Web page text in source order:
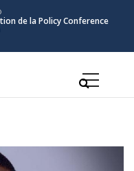
de la Policy Conference